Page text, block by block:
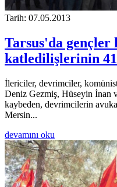
Tarih: 07.05.2013
Tarsus'da gençler
katledilişlerinin
İlericiler, devrimciler,
Deniz Gezmiş, Hüseyin İnan
kaybeden, devrimcilerin
Mersin...
devamını oku